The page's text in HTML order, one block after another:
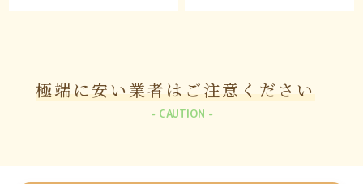
極端に安い業者は ご注意ください
CAUTION